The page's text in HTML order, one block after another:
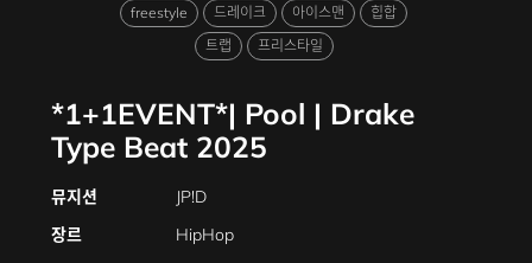
freestyle
드레이크 아이스맨
힙합
트랩
프리스타일
*1+1EVENT*| Pool | Drake
Type Beat 2025
뮤지션
JP!D
장르
HipHop